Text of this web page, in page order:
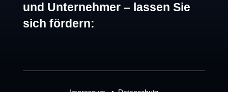
und Unternehmer – lassen Sie
sich fördern: